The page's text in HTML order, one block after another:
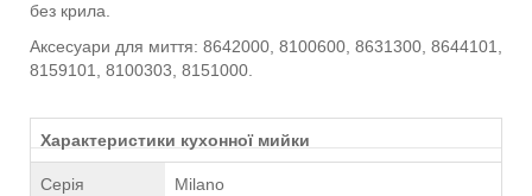
без крила.
Аксесуари для миття: 8642000, 8100600, 8631300, 8644101,
8159101, 8100303, 8151000.
Характеристики кухонної мийки
Серія Milano